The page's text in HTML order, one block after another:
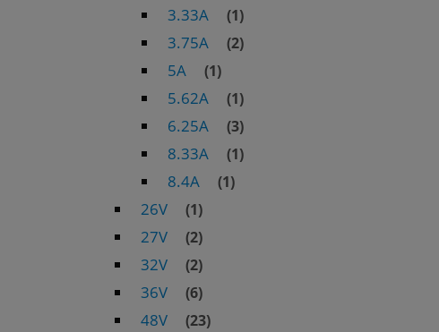
3.33A (1)
3.75A (2)
5A (1)
5.62A (1)
6.25A (3)
8.33A (1)
8.4A (1)
26V (1)
27V (2)
32V (2)
36V (6)
48V (23)